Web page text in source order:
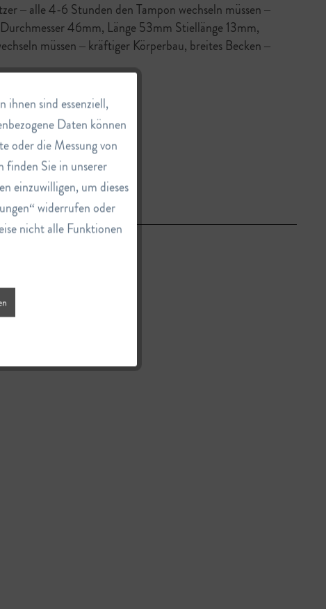
– alle 4-6 Stunden den Tampon wechseln müssen –
46mm, Länge 53mm Stiellänge 13mm,
müssen – kräftiger Körperbau, breites Becken –
Aktiv
Inaktiv
Inaktiv
Inaktiv
ihnen sind essenziell,
Daten können
oder die Messung von
finden Sie in unserer
einzuwilligen, um dieses
widerrufen oder
nicht alle Funktionen